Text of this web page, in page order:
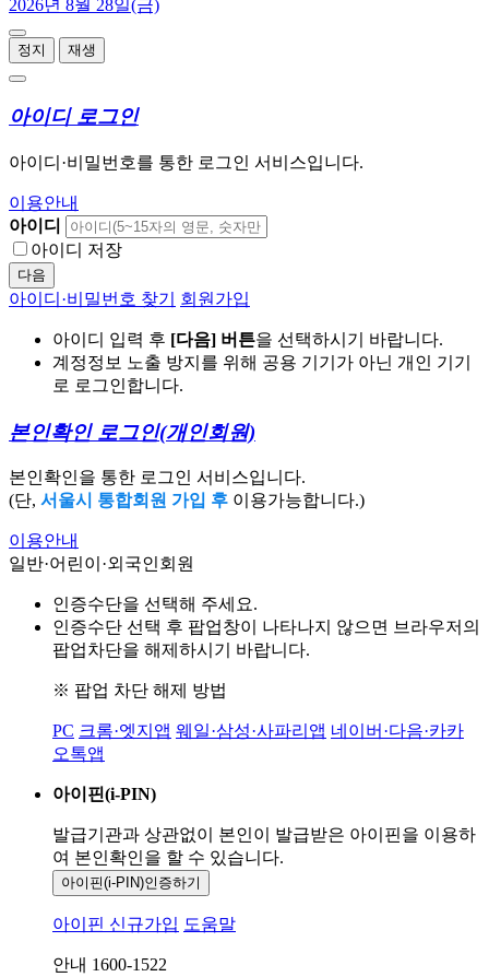
정지 재생
아이디 로그인
아이디·비밀번호를 통한 로그인 서비스입니다.
이용안내
아이디
아이디 저장
다음
아이디·비밀번호 찾기 회원가입
아이디 입력 후 [다음] 버튼을 선택하시기 바랍니다.
계정정보 노출 방지를 위해 공용 기기가 아닌 개인 기기
로 로그인합니다.
본인확인 로그인(개인회원)
본인확인을 통한 로그인 서비스입니다.
(단, 서울시 통합회원 가입 후 이용가능합니다.)
이용안내
일반·어린이·외국인회원
인증수단을 선택해 주세요.
인증수단 선택 후 팝업창이 나타나지 않으면 브라우저의
팝업차단을 해제하시기 바랍니다.
※ 팝업 차단 해제 방법
PC 크롬·엣지앱 웨일·삼성·사파리앱 네이버·다음·카카
오톡앱
아이핀(i-PIN)
발급기관과 상관없이 본인이 발급받은 아이핀을 이용하
여 본인확인을 할 수 있습니다.
아이핀(i-PIN)인증하기
아이핀 신규가입 도움말
안내 1600-1522